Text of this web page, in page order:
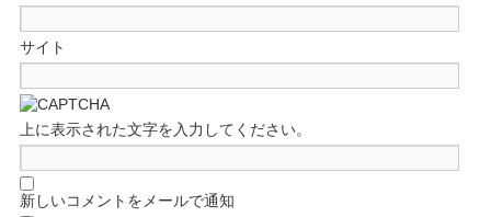
サイト
上に表示された文字を入力してください。
新しいコメントをメールで通知